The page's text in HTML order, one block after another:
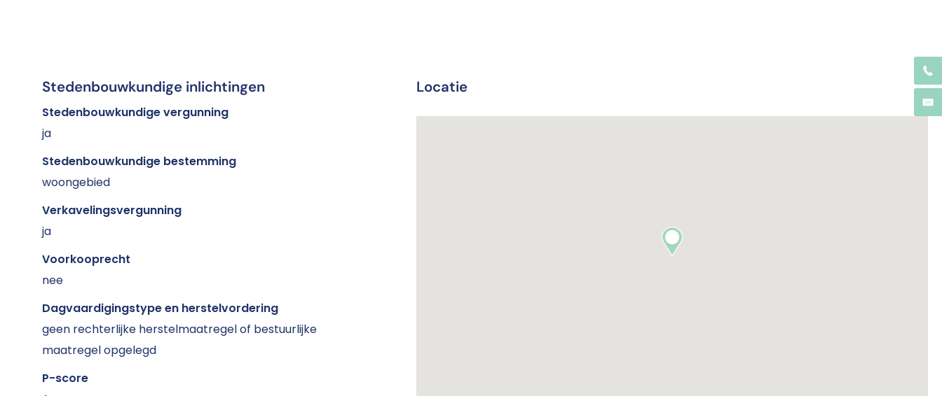
Stedenbouwkundige inlichtingen
Stedenbouwkundige vergunning
ja
Stedenbouwkundige bestemming
woongebied
Verkavelingsvergunning
ja
Voorkooprecht
nee
Dagvaardigingstype en herstelvordering
geen rechterlijke herstelmaatregel of bestuurlijke
maatregel opgelegd
P-score
Locatie